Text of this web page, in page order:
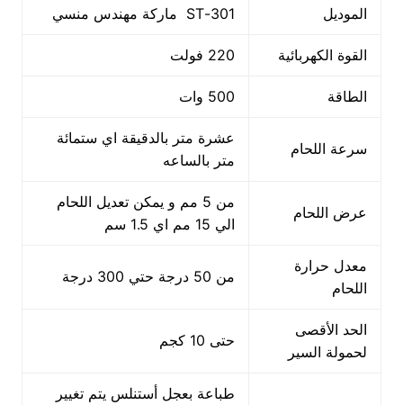
الموديل 301-ST ماركة مهندس منسي
القوة الكهربائية 220 فولت
الطاقة 500 وات
سرعة اللحام
عشرة متر بالدقيقة اي ستمائة
متر بالساعه
عرض اللحام
من 5 مم و يمكن تعديل اللحام
الي 15 مم اي 1.5 سم
معدل حرارة
اللحام
من 50 درجة حتي 300 درجة
الحد الأقصى
لحمولة السير
حتى 10 كجم
طباعة بعجل أستنلس يتم تغيير